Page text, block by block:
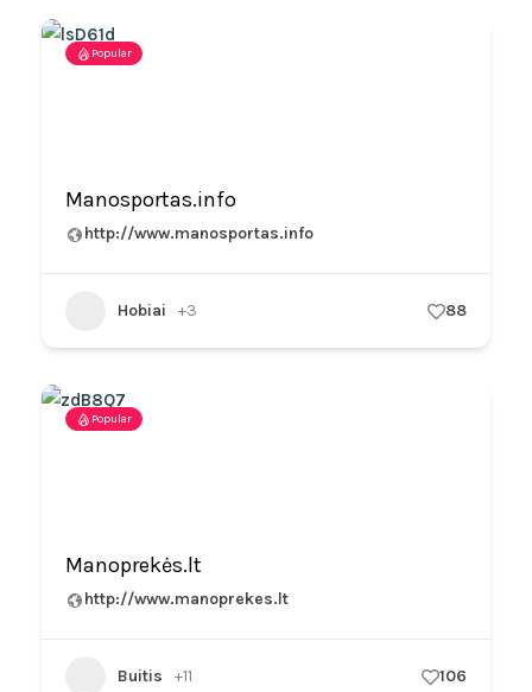
Popular
Manosportas.info
http://www.manosportas.info
Hobiai +3 88
Popular
Manoprekės.lt
http://www.manoprekes.lt
Buitis +11 106